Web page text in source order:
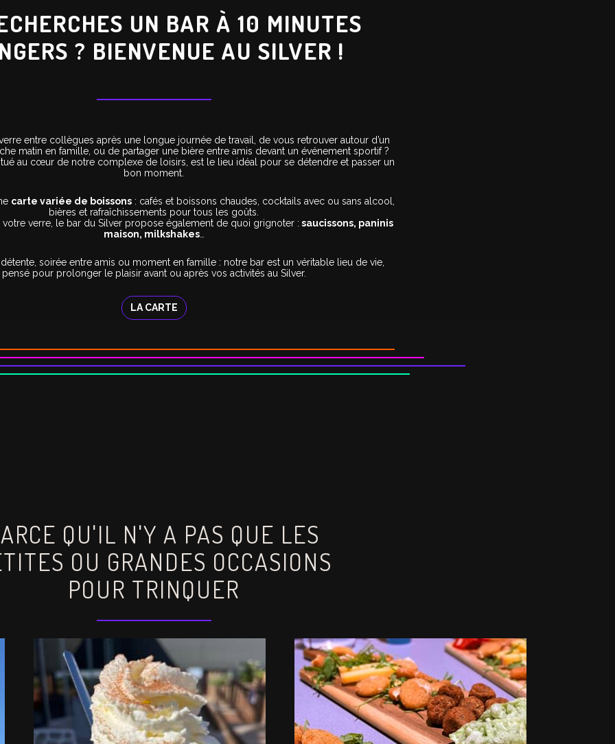
UN BAR À 10 MINUTES
? BIENVENUE AU SILVER !
entre collègues après une longue journée de travail, de vous retrouver autour d’un
matin en famille, ou de partager une bière entre amis devant un événement sportif ?
au cœur de notre complexe de loisirs, est le lieu idéal pour se détendre et passer un
bon moment.
carte variée de boissons : cafés et boissons chaudes, cocktails avec ou sans alcool,
bières et rafraîchissements pour tous les goûts.
verre, le bar du Silver propose également de quoi grignoter : saucissons, paninis
maison, milkshakes…
soirée entre amis ou moment en famille : notre bar est un véritable lieu de vie,
pensé pour prolonger le plaisir avant ou après vos activités au Silver.
LA CARTE
QU'IL N'Y A PAS QUE LES
OU GRANDES OCCASIONS
POUR TRINQUER